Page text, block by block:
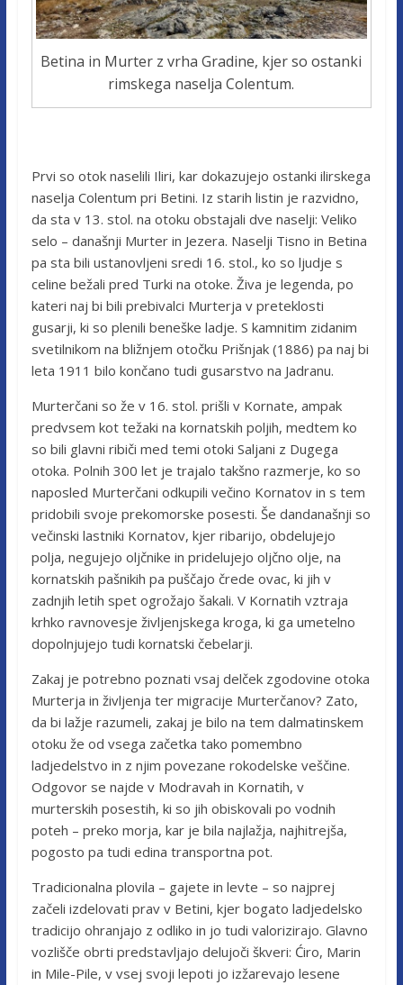
Betina in Murter z vrha Gradine, kjer so ostanki
rimskega naselja Colentum.
Prvi so otok naselili Iliri, kar dokazujejo ostanki ilirskega
naselja Colentum pri Betini. Iz starih listin je razvidno,
da sta v 13. stol. na otoku obstajali dve naselji: Veliko
selo – današnji Murter in Jezera. Naselji Tisno in Betina
pa sta bili ustanovljeni sredi 16. stol., ko so ljudje s
celine bežali pred Turki na otoke. Živa je legenda, po
kateri naj bi bili prebivalci Murterja v preteklosti
gusarji, ki so plenili beneške ladje. S kamnitim zidanim
svetilnikom na bližnjem otočku Prišnjak (1886) pa naj bi
leta 1911 bilo končano tudi gusarstvo na Jadranu.
Murterčani so že v 16. stol. prišli v Kornate, ampak
predvsem kot težaki na kornatskih poljih, medtem ko
so bili glavni ribiči med temi otoki Saljani z Dugega
otoka. Polnih 300 let je trajalo takšno razmerje, ko so
naposled Murterčani odkupili večino Kornatov in s tem
pridobili svoje prekomorske posesti. Še dandanašnji so
večinski lastniki Kornatov, kjer ribarijo, obdelujejo
polja, negujejo oljčnike in pridelujejo oljčno olje, na
kornatskih pašnikih pa puščajo črede ovac, ki jih v
zadnjih letih spet ogrožajo šakali. V Kornatih vztraja
krhko ravnovesje življenjskega kroga, ki ga umetelno
dopolnjujejo tudi kornatski čebelarji.
Zakaj je potrebno poznati vsaj delček zgodovine otoka
Murterja in življenja ter migracije Murterčanov? Zato,
da bi lažje razumeli, zakaj je bilo na tem dalmatinskem
otoku že od vsega začetka tako pomembno
ladjedelstvo in z njim povezane rokodelske veščine.
Odgovor se najde v Modravah in Kornatih, v
murterskih posestih, ki so jih obiskovali po vodnih
poteh – preko morja, kar je bila najlažja, najhitrejša,
pogosto pa tudi edina transportna pot.
Tradicionalna plovila – gajete in levte – so najprej
začeli izdelovati prav v Betini, kjer bogato ladjedelsko
tradicijo ohranjajo z odliko in jo tudi valorizirajo. Glavno
vozlišče obrti predstavljajo delujoči škveri: Ćiro, Marin
in Mile-Pile, v vsej svoji lepoti jo izžarevajo lesene